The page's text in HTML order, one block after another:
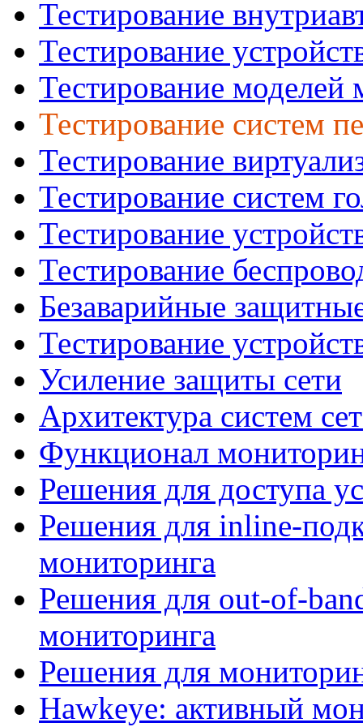
Тестирование
Тестирование
Тестирование моделей
Тестирование систем
Тестирование
Тестирование систем
Тестирование
Тестирование
Безаварийные
Тестирование
Усиление защиты сети
Архитектура систем
Функционал
Решения для доступа
Решения для inline-
мониторинга
Решения для out-of-
мониторинга
Решения для
Hawkeye: активный